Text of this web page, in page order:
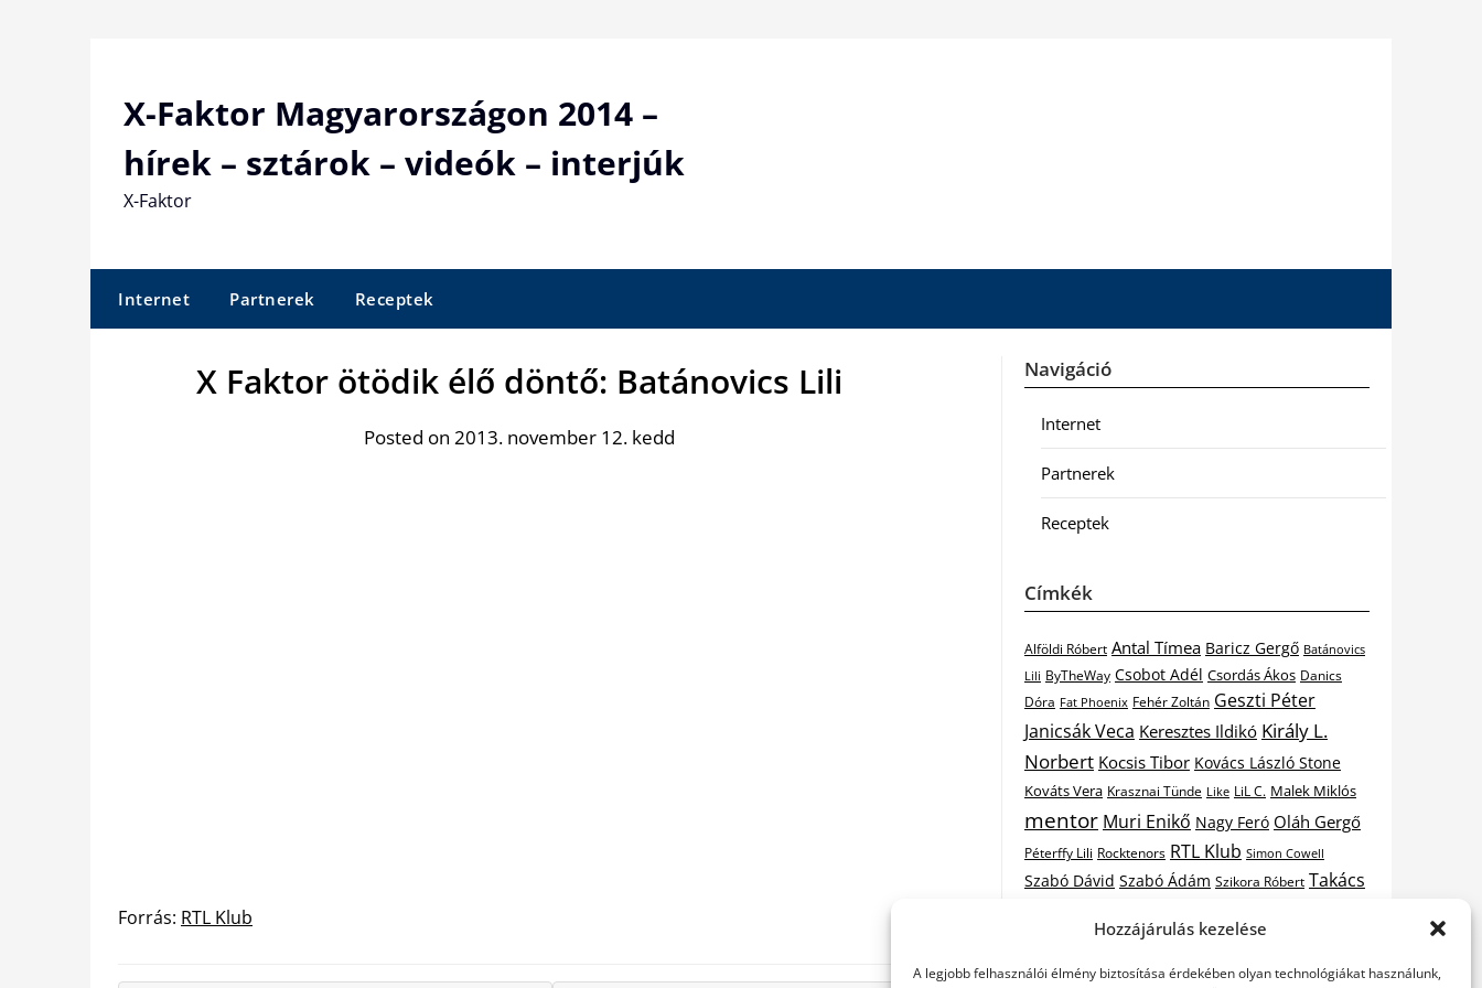
Hozzájárulás kezelése
A legjobb felhasználói élmény biztosítása érdekében olyan technológiákat használunk,
X-Faktor Magyarországon 2014 –
hírek – sztárok – videók – interjúk
X-Faktor
Internet Partnerek Receptek
X Faktor ötödik élő döntő: Batánovics Lili
Posted on 2013. november 12. kedd
Forrás: RTL Klub
Navigáció
Internet
Partnerek
Receptek
Címkék
Alföldi Róbert Antal Tímea Baricz Gergő Batánovics
Lili ByTheWay Csobot Adél Csordás Ákos Danics
Dóra Fat Phoenix Fehér Zoltán Geszti Péter
Janicsák Veca Keresztes Ildikó Király L.
Norbert Kocsis Tibor Kovács László Stone
Kováts Vera Krasznai Tünde Like LiL C. Malek Miklós
mentor Muri Enikő Nagy Feró Oláh Gergő
Péterffy Lili Rocktenors RTL Klub Simon Cowell
Szabó Dávid Szabó Ádám Szikora Róbert Takács